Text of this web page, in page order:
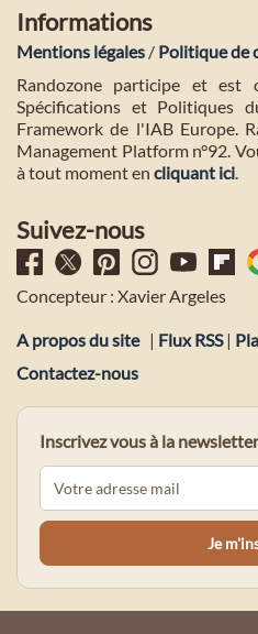
Informations
Mentions légales / Politique de
Randozone participe et est
Spécifications et Politiques
Framework de l'IAB Europe.
Management Platform n°92.
à tout moment en cliquant ici.
Suivez-nous
Concepteur : Xavier Argeles
A propos du site | Flux RSS|
Contactez-nous
Inscrivez vous à la